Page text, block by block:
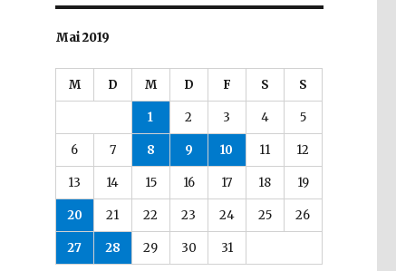
Mai 2019
M D M D F S S
1 2 3 4 5
6 7 8 9 10 11 12
13 14 15 16 17 18 19
20 21 22 23 24 25 26
27 28 29 30 31